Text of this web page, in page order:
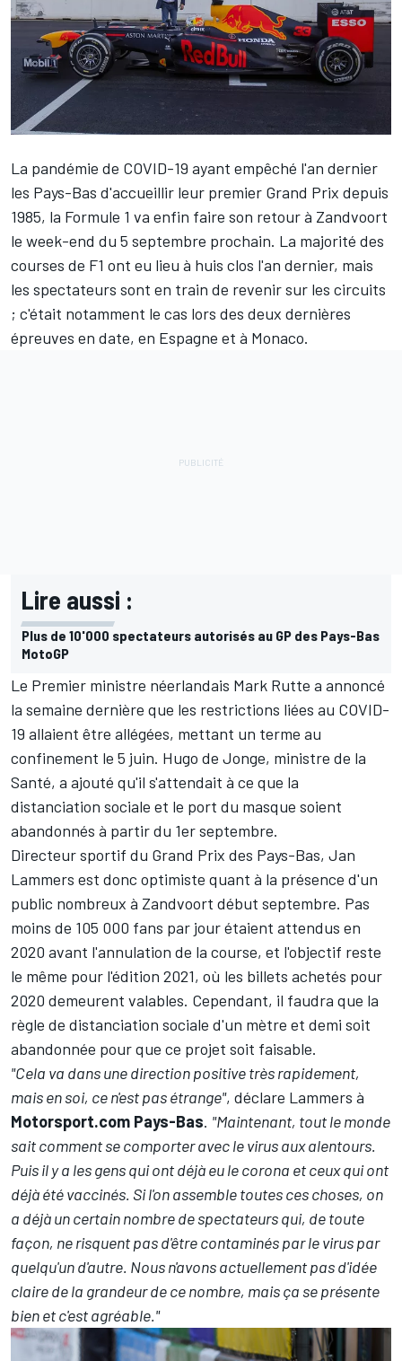
La pandémie de COVID-19 ayant empêché l'an dernier
les Pays-Bas d'accueillir leur premier Grand Prix depuis
1985, la Formule 1 va enfin faire son retour à Zandvoort
le week-end du 5 septembre prochain. La majorité des
courses de F1 ont eu lieu à huis clos l'an dernier, mais
les spectateurs sont en train de revenir sur les circuits
; c'était notamment le cas lors des deux dernières
épreuves en date, en Espagne et à Monaco.
Lire aussi :
Plus de 10'000 spectateurs autorisés au GP des Pays-Bas
MotoGP
Le Premier ministre néerlandais Mark Rutte a annoncé
la semaine dernière que les restrictions liées au COVID-
19 allaient être allégées, mettant un terme au
confinement le 5 juin. Hugo de Jonge, ministre de la
Santé, a ajouté qu'il s'attendait à ce que la
distanciation sociale et le port du masque soient
abandonnés à partir du 1er septembre.
Directeur sportif du Grand Prix des Pays-Bas, Jan
Lammers est donc optimiste quant à la présence d'un
public nombreux à Zandvoort début septembre. Pas
moins de 105 000 fans par jour étaient attendus en
2020 avant l'annulation de la course, et l'objectif reste
le même pour l'édition 2021, où les billets achetés pour
2020 demeurent valables. Cependant, il faudra que la
règle de distanciation sociale d'un mètre et demi soit
abandonnée pour que ce projet soit faisable.
"Cela va dans une direction positive très rapidement,
mais en soi, ce n'est pas étrange", déclare Lammers à
Motorsport.com Pays-Bas. "Maintenant, tout le monde
sait comment se comporter avec le virus aux alentours.
Puis il y a les gens qui ont déjà eu le corona et ceux qui ont
déjà été vaccinés. Si l'on assemble toutes ces choses, on
a déjà un certain nombre de spectateurs qui, de toute
façon, ne risquent pas d'être contaminés par le virus par
quelqu'un d'autre. Nous n'avons actuellement pas d'idée
claire de la grandeur de ce nombre, mais ça se présente
bien et c'est agréable."